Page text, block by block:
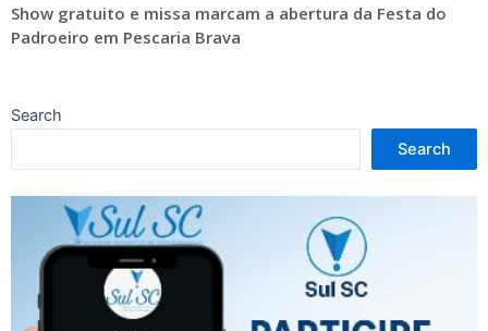
Show gratuito e missa marcam a abertura da Festa do
Padroeiro em Pescaria Brava
Search
Search